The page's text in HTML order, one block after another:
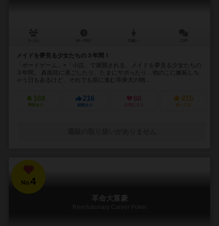
メイドを夢見る少女たちの３年間！
「ボードゲーム」×「小説」で展開される、メイドを夢見る少女たちの
３年間。 真面目に過ごしたり、たまにサボったり…他のこに嫉妬しち
ゃう日もあるけど、それでも前に進む等身大の物...
169
興味あり
216
経験あり
60
お気に入り
215
持ってる
No.4
革命大富豪
Revolutionary Career Poker